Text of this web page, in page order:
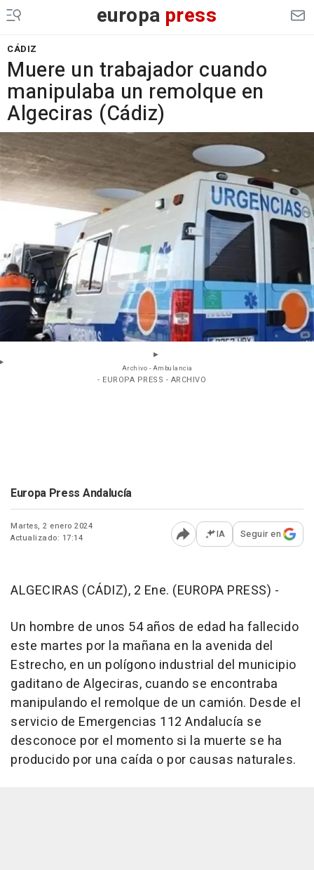
europa press
CÁDIZ
Muere un trabajador cuando
manipulaba un remolque en
Algeciras (Cádiz)
Archivo - Ambulancia
- EUROPA PRESS - ARCHIVO
Europa Press Andalucía
Martes, 2 enero 2024
Actualizado: 17:14
Abrir opciones para
IA Seguir en
ALGECIRAS (CÁDIZ), 2 Ene. (EUROPA PRESS) -
Un hombre de unos 54 años de edad ha fallecido
este martes por la mañana en la avenida del
Estrecho, en un polígono industrial del municipio
gaditano de Algeciras, cuando se encontraba
manipulando el remolque de un camión. Desde el
servicio de Emergencias 112 Andalucía se
desconoce por el momento si la muerte se ha
producido por una caída o por causas naturales.